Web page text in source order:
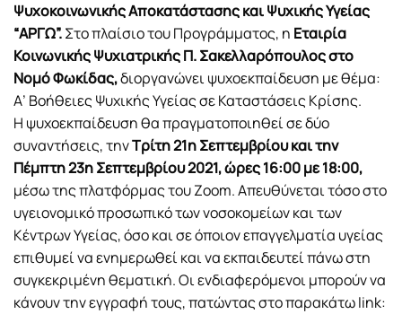
Ψυχοκοινωνικής Αποκατάστασης και Ψυχικής Υγείας
“ΑΡΓΩ”.Στο πλαίσιο του Προγράμματος, η Εταιρία
Κοινωνικής Ψυχιατρικής Π. Σακελλαρόπουλος στο
Νομό Φωκίδας,διοργανώνει ψυχοεκπαίδευση με θέμα:
Α’ Βοήθειες Ψυχικής Υγείας σε Καταστάσεις Κρίσης.
Η ψυχοεκπαίδευση θα πραγματοποιηθεί σε δύο
συναντήσεις, τηνΤρίτη 21η Σεπτεμβρίου και την
Πέμπτη 23η Σεπτεμβρίου 2021, ώρες 16:00 με 18:00,
μέσω της πλατφόρμας του Zoom. Απευθύνεται τόσο στο
υγειονομικό προσωπικό των νοσοκομείων και των
Κέντρων Υγείας, όσο και σε όποιον επαγγελματία υγείας
επιθυμεί να ενημερωθεί και να εκπαιδευτεί πάνω στη
συγκεκριμένη θεματική. Οι ενδιαφερόμενοι μπορούν να
κάνουν την εγγραφή τους, πατώντας στο παρακάτω link: